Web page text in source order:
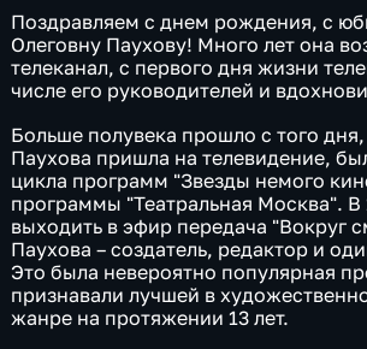
Поздравляем с днем рождения, с
Олеговну Паухову! Много лет она
телеканал, с первого дня жизни
числе его руководителей и
Больше полувека прошло с того дня,
Паухова пришла на телевидение,
цикла программ "Звезды немого
программы "Театральная Москва". В
выходить в эфир передача "Вокруг
Паухова – создатель, редактор и
Это была невероятно популярная
признавали лучшей в
жанре на протяжении 13 лет.